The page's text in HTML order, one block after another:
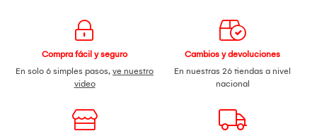
Compra fácil y seguro
En solo 6 simples pasos, ve nuestro
video
Cambios y devoluciones
En nuestras 26 tiendas a nivel
nacional